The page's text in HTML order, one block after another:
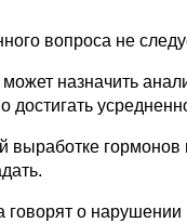
вопроса не
назначить
достигать
выработке гормонов
говорят о